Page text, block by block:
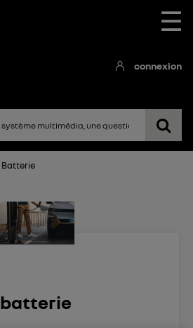
☰
connexion
Batterie
batterie